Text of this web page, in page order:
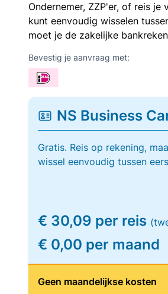
Ondernemer, ZZP'er, of reis
kunt eenvoudig wisselen
moet je de zakelijke
Bevestig je aanvraag met:
NS Business
Gratis. Reis op rekening,
wissel eenvoudig tussen
€ 30,09 per reis
€ 0,00 per maand
Geen maandelijkse kosten